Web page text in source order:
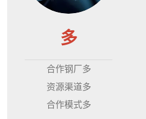
多
合作钢厂多
资源渠道多
合作模式多